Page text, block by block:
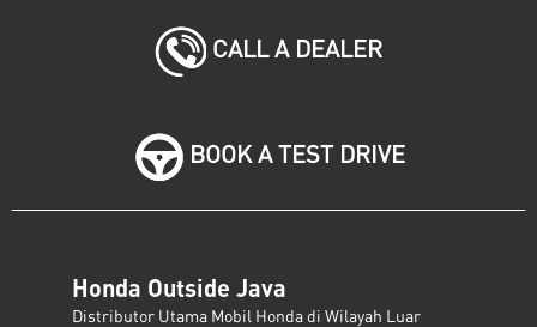
CALL A DEALER
BOOK A TEST DRIVE
Honda Outside Java
Distributor Utama Mobil Honda di Wilayah Luar